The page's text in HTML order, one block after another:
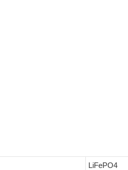
LiFePO4